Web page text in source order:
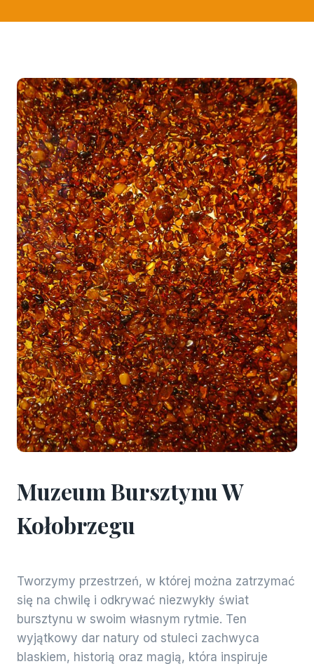
Muzeum Bursztynu W
Kołobrzegu
Tworzymy przestrzeń, w której można zatrzymać
się na chwilę i odkrywać niezwykły świat
bursztynu w swoim własnym rytmie. Ten
wyjątkowy dar natury od stuleci zachwyca
blaskiem, historią oraz magią, która inspiruje